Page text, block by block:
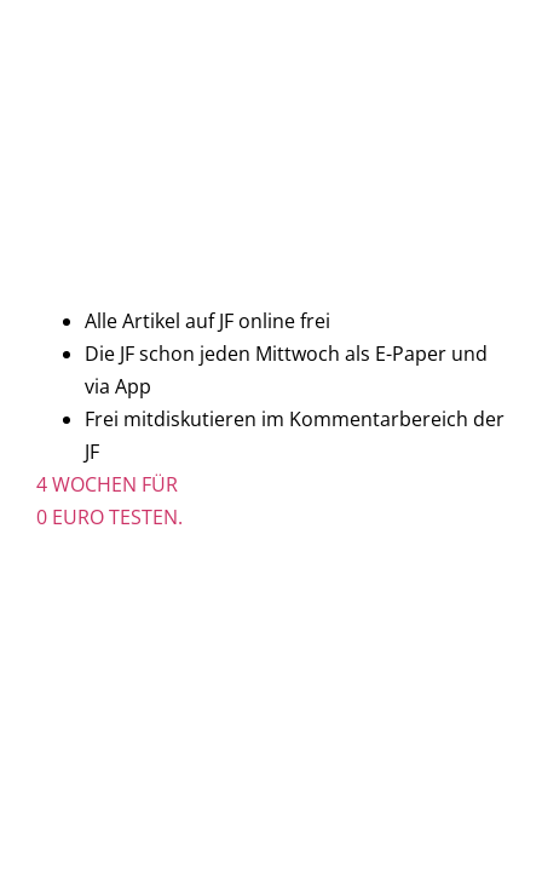
Alle Artikel auf JF online frei
Die JF schon jeden Mittwoch als E-Paper und
via App
Frei mitdiskutieren im Kommentarbereich der
JF
4 WOCHEN FÜR
0 EURO TESTEN.